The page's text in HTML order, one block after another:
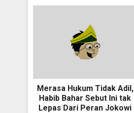
Merasa Hukum Tidak Adil,
Habib Bahar Sebut Ini tak
Lepas Dari Peran Jokowi